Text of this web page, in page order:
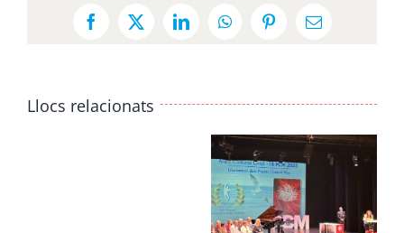
Facebook
X LinkedInWhatsAppPinterestEmail:
Llocs relacionats